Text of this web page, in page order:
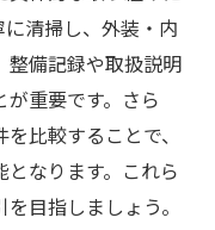
を目指す方法
功パターン
清掃し、外装・内
整備記録や取扱説明
重要です。さら
比較することで、
なります。これら
目指しましょう。